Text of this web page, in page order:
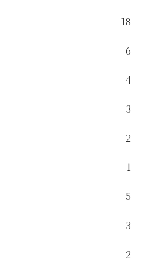
18
6
4
3
2
1
5
3
2